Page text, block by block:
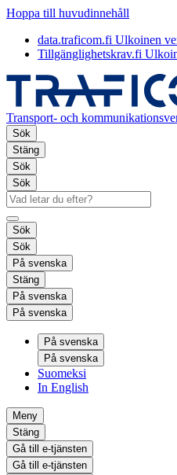
Hoppa till huvudinnehåll
data.traficom.fi Ulkoinen
Tillgänglighetskrav.fi
Transport- och
Sök
Stäng
Sök
Sök
Sök
Sök
På svenska
Stäng
På svenska
På svenska
På svenska
På svenska
Suomeksi
In English
Meny
Stäng
Gå till e-tjänsten
Gå till e-tjänsten